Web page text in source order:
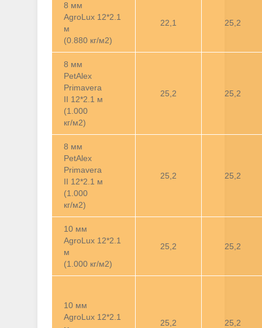
8 мм
AgroLux 12*2.1
м
(0.880 кг/м2)
22,1 25,2
8 мм
PetAlex
Primavera
II 12*2.1 м
(1.000
кг/м2)
25,2 25,2
8 мм
PetAlex
Primavera
II 12*2.1 м
(1.000
кг/м2)
25,2 25,2
10 мм
AgroLux 12*2.1
м
(1.000 кг/м2)
25,2 25,2
10 мм
AgroLux 12*2.1
25,2 25,2